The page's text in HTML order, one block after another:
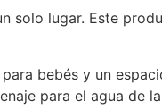
solo lugar. Este
bebés y un
para el agua de